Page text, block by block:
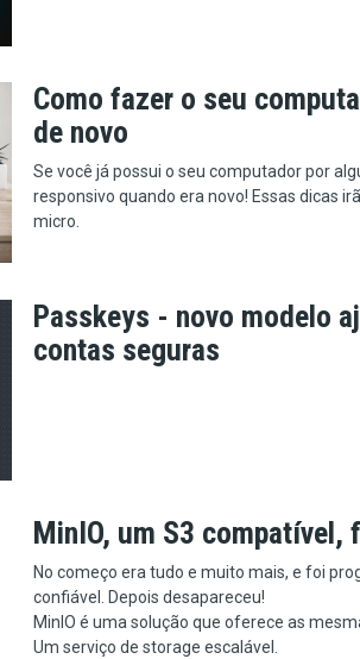
Como fazer o seu
de novo
Se você já possui o seu computador por
responsivo quando era novo! Essas dicas
micro.
Passkeys - novo modelo
contas seguras
MinIO, um S3 compatível,
No começo era tudo e muito mais, e foi
confiável. Depois desapareceu!
MinIO é uma solução que oferece as
Um serviço de storage escalável.